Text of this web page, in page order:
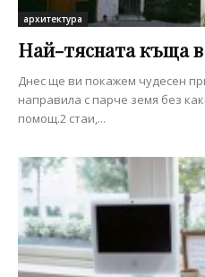
архитектура
Най-тясната къща
Днес ще ви покажем чудесен
направила с парче земя без
помощ.2 стаи,...